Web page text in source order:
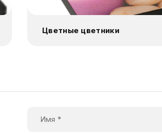
Цветные цветники